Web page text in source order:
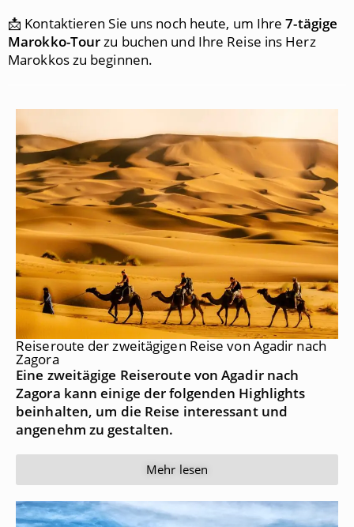
📩 Kontaktieren Sie uns noch heute, um Ihre7-tägige
Marokko-Tourzu buchen und Ihre Reise ins Herz
Marokkos zu beginnen.
Reiseroute der zweitägigen Reise von Agadir nach
Zagora
Eine zweitägige Reiseroute von Agadir nach
Zagora kann einige der folgenden Highlights
beinhalten, um die Reise interessant und
angenehm zu gestalten.
Mehr lesen